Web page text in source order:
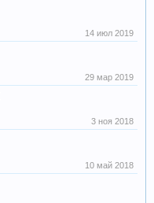
14 июл 2019
29 мар 2019
3 ноя 2018
10 май 2018